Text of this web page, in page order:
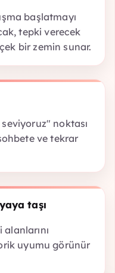
başlatmayı
tepki verecek
bir zemin sunar.
noktası
ve tekrar
taşı
uyumu görünür